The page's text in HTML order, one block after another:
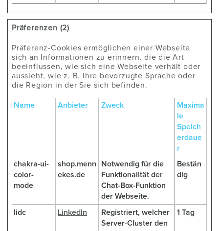
Präferenzen (2)
Präferenz-Cookies ermöglichen einer Webseite
sich an Informationen zu erinnern, die die Art
beeinflussen, wie sich eine Webseite verhält oder
aussieht, wie z. B. Ihre bevorzugte Sprache oder
die Region in der Sie sich befinden.
Name Anbieter Zweck
Maxima
le
Speich
erdaue
r
chakra-ui-
color-
mode
shop.menn
ekes.de
Notwendig für die
Funktionalität der
Chat-Box-Funktion
der Webseite.
Bestän
dig
lidc LinkedIn
Registriert, welcher
Server-Cluster den
1 Tag